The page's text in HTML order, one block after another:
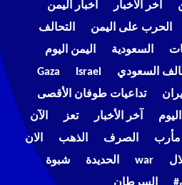
اخر الاخبار
اخبار اليمن
الحرب على اليمن
التحالف
السعودية
اليمن اليوم
السعودي Israel
Gaza
تداعيات طوفان الأقصى
اليوم آخر الأخبار تعز
الآن
مأرب الصرف الذهب
الان
war الحديدة
شبوة